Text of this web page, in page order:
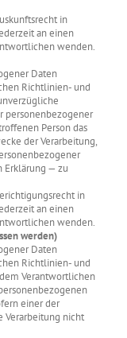
in
an einen
wenden.
Daten
Richtlinien- und
personenbezogener
Person das
der Verarbeitung,
Erklärung — zu
in
an einen
wenden.
werden)
Daten
Richtlinien- und
Verantwortlichen
einer der
Verarbeitung nicht